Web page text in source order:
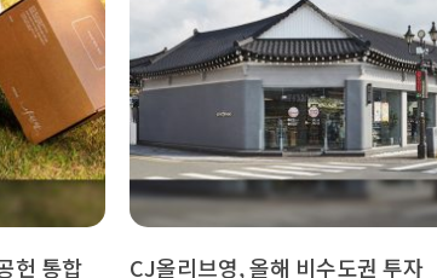
헌 통합 CJ올리브영, 올해 비수도권 투자